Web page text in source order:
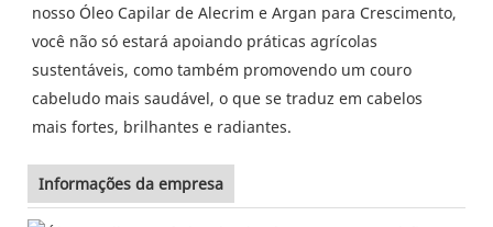
nosso Óleo Capilar de Alecrim e Argan para Crescimento,
você não só estará apoiando práticas agrícolas
sustentáveis, como também promovendo um couro
cabeludo mais saudável, o que se traduz em cabelos
mais fortes, brilhantes e radiantes.
Informações da empresa